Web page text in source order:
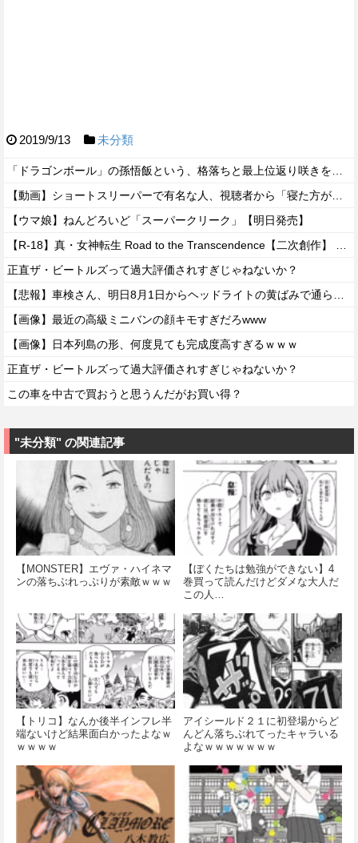
2019/9/13 未分類
【ウマ娘】ねんどろいど「スーパークリーク」【明日発売】
正直ザ・ビートルズって過大評価されすぎじゃねないか？
【画像】最近の高級ミニバンの顔キモすぎだろwww
【画像】日本列島の形、何度見ても完成度高すぎるｗｗｗ
正直ザ・ビートルズって過大評価されすぎじゃねないか？
この車を中古で買おうと思うんだがお買い得？
"未分類" の関連記事
【MONSTER】エヴァ・ハイネマ
ンの落ちぶれっぷりが素敵ｗｗｗ
【ぼくたちは勉強ができない】4
巻買って読んだけどダメな大人だ
この人…
【トリコ】なんか後半インフレ半
端ないけど結果面白かったよなｗ
ｗｗｗｗ
アイシールド２１に初登場からど
んどん落ちぶれてったキャラいる
よなｗｗｗｗｗｗｗ